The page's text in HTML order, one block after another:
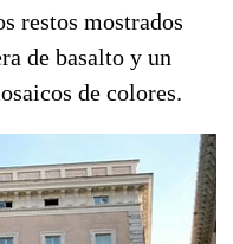
restos mostrados
de basalto y un
de colores.